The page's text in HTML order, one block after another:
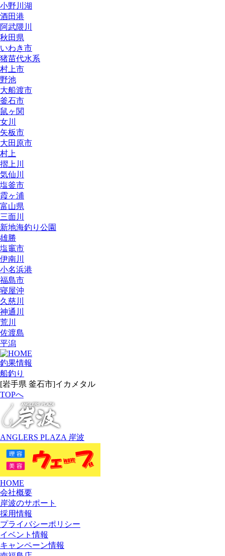
小野川湖
酒田港
阿武隈川
秋田県
いわき市
猪苗代水系
村上市
野池
大船渡市
釜石市
鼠ヶ関
女川
矢板市
大田原市
村上
摺上川
気仙川
塩釜市
霞ヶ浦
富山県
三面川
新地海釣り公園
雄勝
塩竈市
伊南川
小名浜港
福島市
寝屋沖
久慈川
神通川
荒川
佐渡島
平潟
釣果情報
船釣り
[岩手県 釜石市]イカメタル
TOPへ
ANGLERS PLAZA 岸波
HOME
会社概要
岸波のサポート
採用情報
プライバシーポリシー
イベント情報
キャンペーン情報